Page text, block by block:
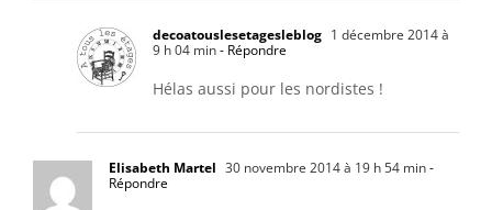
decoatouslesetagesleblog 1 décembre 2014 à
9 h 04 min- Répondre
Hélas aussi pour les nordistes !
Elisabeth Martel 30 novembre 2014 à 19 h 54 min-
Répondre